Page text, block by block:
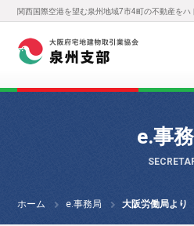
関西国際空港を望む泉州地域7市4町の不動産を
e.事
ホーム e.事務局 大阪労働局より